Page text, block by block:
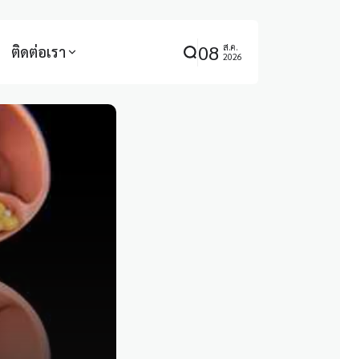
ติดต่อเรา 08 ส.ค.
2026